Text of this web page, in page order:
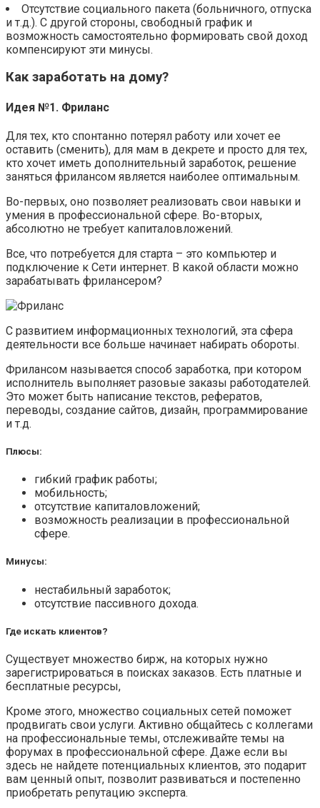
Отсутствие социального пакета (больничного, отпуска
и т.д.). С другой стороны, свободный график и
возможность самостоятельно формировать свой доход
компенсируют эти минусы.
Как заработать на дому?
Идея №1. Фриланс
Для тех, кто спонтанно потерял работу или хочет ее
оставить (сменить), для мам в декрете и просто для тех,
кто хочет иметь дополнительный заработок, решение
заняться фрилансом является наиболее оптимальным.
Во-первых, оно позволяет реализовать свои навыки и
умения в профессиональной сфере. Во-вторых,
абсолютно не требует капиталовложений.
Все, что потребуется для старта – это компьютер и
подключение к Сети интернет. В какой области можно
зарабатывать фрилансером?
С развитием информационных технологий, эта сфера
деятельности все больше начинает набирать обороты.
Фрилансом называется способ заработка, при котором
исполнитель выполняет разовые заказы работодателей.
Это может быть написание текстов, рефератов,
переводы, создание сайтов, дизайн, программирование
и т.д.
Плюсы:
гибкий график работы;
мобильность;
отсутствие капиталовложений;
возможность реализации в профессиональной
сфере.
Минусы:
нестабильный заработок;
отсутствие пассивного дохода.
Где искать клиентов?
Существует множество бирж, на которых нужно
зарегистрироваться в поисках заказов. Есть платные и
бесплатные ресурсы,
Кроме этого, множество социальных сетей поможет
продвигать свои услуги. Активно общайтесь с коллегами
на профессиональные темы, отслеживайте темы на
форумах в профессиональной сфере. Даже если вы
здесь не найдете потенциальных клиентов, это подарит
вам ценный опыт, позволит развиваться и постепенно
приобретать репутацию эксперта.